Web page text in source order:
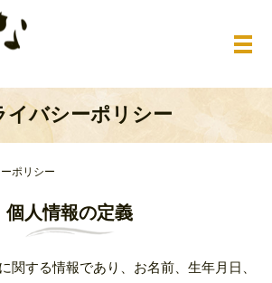
メ
イバシーポリシー
ポリシー
個人情報の定義
関する情報であり、お名前、生年月日、